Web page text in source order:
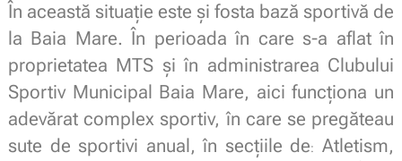
În această situație este și fosta bază sportivă de
la Baia Mare. În perioada în care s-a aflat în
proprietatea MTS și în administrarea Clubului
Sportiv Municipal Baia Mare, aici funcționa un
adevărat complex sportiv, în care se pregăteau
sute de sportivi anual, în secțiile de:
Atletism,